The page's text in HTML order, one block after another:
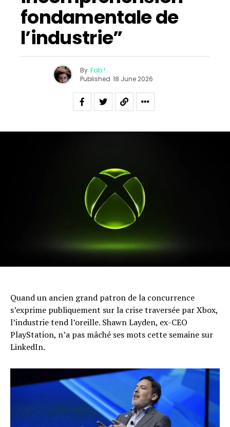
fondamentale de
l’industrie”
By Fab !
Published 18 June 2026
Quand un ancien grand patron de la concurrence
s’exprime publiquement sur la crise traversée par Xbox,
l’industrie tend l’oreille. Shawn Layden, ex-CEO
PlayStation, n’a pas mâché ses mots cette semaine sur
LinkedIn.